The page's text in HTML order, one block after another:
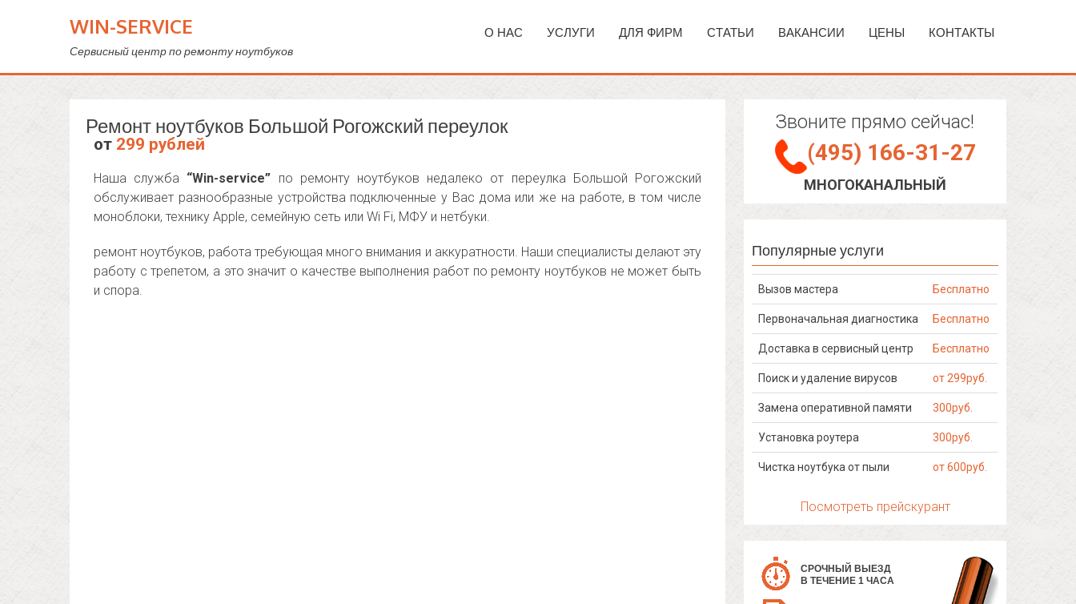
WIN-SERVICE
Сервисный центр по ремонту ноутбуков
О НАС УСЛУГИ ДЛЯ ФИРМ СТАТЬИ ВАКАНСИИ ЦЕНЫ КОНТАКТЫ
Ремонт ноутбуков Большой Рогожский переулок
от 299 рублей
Наша служба “Win-service” по ремонту ноутбуков недалеко от переулка Большой Рогожский
обслуживает разнообразные устройства подключенные у Вас дома или же на работе, в том числе
моноблоки, технику Apple, семейную сеть или Wi Fi, МФУ и нетбуки.
ремонт ноутбуков, работа требующая много внимания и аккуратности. Наши специалисты делают эту
работу с трепетом, а это значит о качестве выполнения работ по ремонту ноутбуков не может быть
и спора.
Звоните прямо сейчас!
(495) 166-31-27
МНОГОКАНАЛЬНЫЙ
Популярные услуги
Вызов мастера Бесплатно
Первоначальная диагностика Бесплатно
Доставка в сервисный центр Бесплатно
Поиск и удаление вирусов от 299руб.
Замена оперативной памяти 300руб.
Установка роутера 300руб.
Чистка ноутбука от пыли от 600руб.
Посмотреть прейскурант
СРОЧНЫЙ ВЫЕЗД
В ТЕЧЕНИЕ 1 ЧАСА